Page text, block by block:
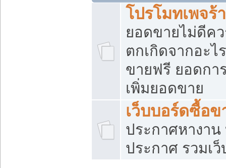
โปรโมทเพจร้
ยอดขายไม่ดีค
ตกเกิดจากอะไ
ขายฟรี ยอดกา
เพิ่มยอดขาย
เว็บบอร์ดซื้อข
ประกาศหางาน
ประกาศ รวมเ